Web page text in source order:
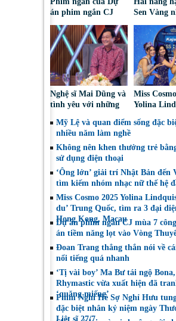
án phim ngắn CJ
tại LHP quốc tế
Toronto 2026
Sen Vàng
chinh
Nghệ sĩ Mai Dũng và
tình yêu với những
Miss
Yolina
đại diện
Mỹ Lệ và quan điểm sống đặc
nhiều năm làm nghề
Không nên khen thưởng trẻ
sử dụng điện thoại
‘Ông lớn’ giải trí Nhật Bản đến
tìm kiếm nhóm nhạc nữ thế hệ
Miss Cosmo 2025 Yolina
du’ Trung Quốc, tìm ra 3 đại
Hong Kong, Macau
Dự án phim ngắn CJ mùa 7
án tiềm năng lọt vào Vòng
Đoan Trang thẳng thắn nói về
nổi tiếng quá nhanh
‘Tị vài boy’ Ma Bư tái ngộ
Rhymastic vừa xuất hiện đã
‘quăng miếng’
Phim Nghỉ Hè Sợ Nghỉ Hưu
đặc biệt nhân kỷ niệm ngày
Liệt sĩ 27/7